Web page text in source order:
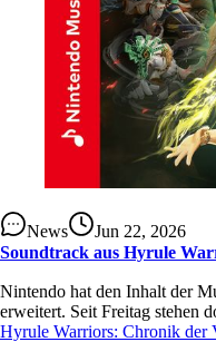
News
Jun 22, 2026
Soundtrack aus Hyrule
Nintendo hat den Inhalt der
erweitert. Seit Freitag stehen
Hyrule Warriors: Chronik der